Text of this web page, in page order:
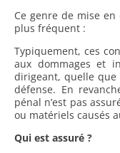
Ce genre de mise
plus fréquent :
Typiquement, ces
aux dommages et
dirigeant, quelle
défense. En
pénal n’est pas
ou matériels causés
Qui est assuré ?